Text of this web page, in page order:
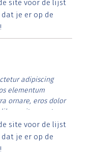
posuere.
site voor de lijst
dat je er op de
adipiscing
elementum
ornare, eros dolor
vitae erat.
id rutrum lorem
posuere.
site voor de lijst
dat je er op de